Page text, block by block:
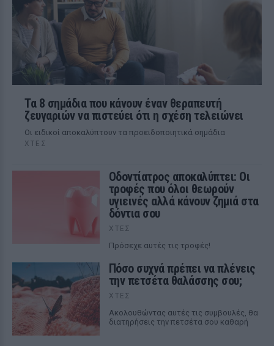
Τα 8 σημάδια που κάνουν έναν θεραπευτή
ζευγαριών να πιστεύει ότι η σχέση τελειώνει
Οι ειδικοί αποκαλύπτουν τα προειδοποιητικά σημάδια
ΧΤΕΣ
Οδοντίατρος αποκαλύπτει: Οι
τροφές που όλοι θεωρούν
υγιεινές αλλά κάνουν ζημιά στα
δόντια σου
ΧΤΕΣ
Πρόσεχε αυτές τις τροφές!
Πόσο συχνά πρέπει να πλένεις
την πετσέτα θαλάσσης σου;
ΧΤΕΣ
Ακολουθώντας αυτές τις συμβουλές, θα
διατηρήσεις την πετσέτα σου καθαρή